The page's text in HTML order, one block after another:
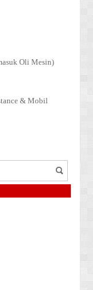
Oli Mesin)
& Mobil